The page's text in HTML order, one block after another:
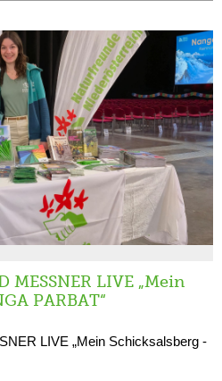
MESSNER LIVE „Mein
PARBAT“
LIVE „Mein Schicksalsberg -